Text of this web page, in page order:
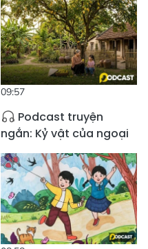
09:57
Podcast truyện
ngắn: Kỷ vật của ngoại